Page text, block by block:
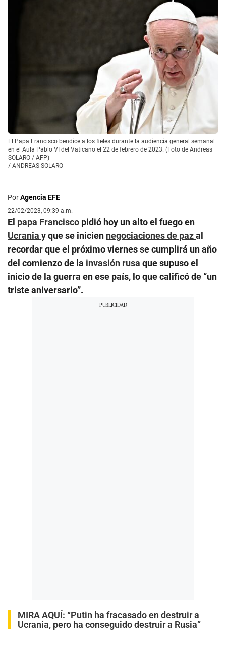
El Papa Francisco bendice a los fieles durante la audiencia general semanal
en el Aula Pablo VI del Vaticano el 22 de febrero de 2023. (Foto de Andreas
SOLARO / AFP)
/ ANDREAS SOLARO
PorAgencia EFE
22/02/2023, 09:39 a.m.
El papa Francisco pidió hoy un alto el fuego en
Ucrania y que se inicien negociaciones de pazal
recordar que el próximo viernes se cumplirá un año
del comienzo de la invasión rusa que supuso el
inicio de la guerra en ese país, lo que calificó de “un
triste aniversario”.
MIRA AQUÍ: “Putin ha fracasado en destruir a
Ucrania, pero ha conseguido destruir a Rusia”